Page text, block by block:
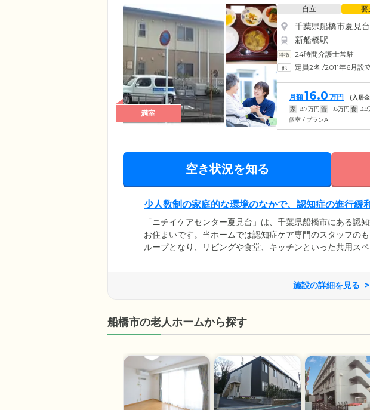
満室
自立 要
千葉県船橋市夏見
新船橋駅
24時間介護士常駐
定員2名 /2011年6月設
月額16.0 万円 (入居
家 8.7万円 管 1.8万円 食 3.9
個室 / プランA
空き状況を知る
少人数制の家庭的な環境のなかで、認知症の進行緩
「ニチイケアセンター夏見台」は、千葉県船橋市にある認
お住まいです。当ホームでは認知症ケア専門のスタッフの
ループとなり、リビングや食堂、キッチンといった共用ス
を役割分担。家庭のような環境のなかで身体機能を活用し
目指しています。また、お一人おひとりに個室のお部屋を
施設の詳細を見る
船橋市の老人ホームから探す